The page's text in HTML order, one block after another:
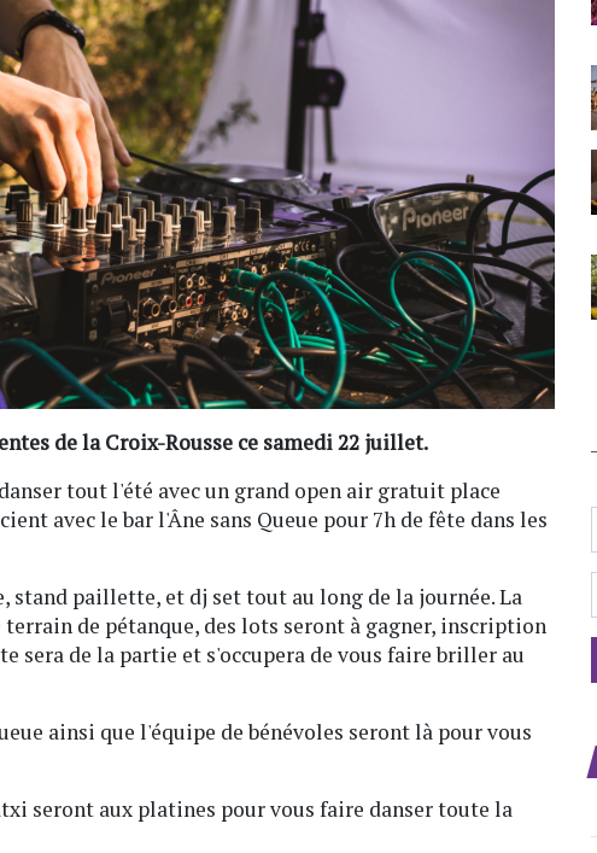
de la Croix-Rousse ce samedi 22 juillet.
tout l'été avec un grand open air gratuit place
avec le bar l'Âne sans Queue pour 7h de fête dans les
stand paillette, et dj set tout au long de la journée. La
de pétanque, des lots seront à gagner, inscription
sera de la partie et s'occupera de vous faire briller au
ainsi que l'équipe de bénévoles seront là pour vous
seront aux platines pour vous faire danser toute la